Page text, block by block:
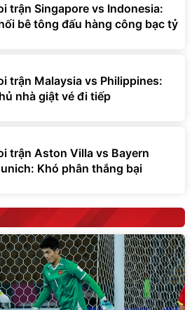
trận Singapore vs Indonesia:
bê tông đấu hàng công bạc tỷ
trận Malaysia vs Philippines:
nhà giật vé đi tiếp
trận Aston Villa vs Bayern
Khó phân thắng bại